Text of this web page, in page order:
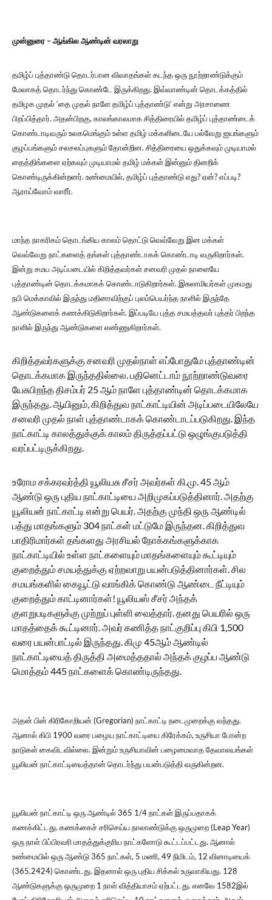
முன்னுரை – ஆங்கில ஆண்டின் வரலாறு
தமிழ்ப் புத்தாண்டு தொடர்பான விவாதங்கள் கடந்த ஒரு நூற்றாண்டுக்கும்
மேலாகத் தொடர்ந்து கொண்டே இருக்கிறது. இவ்வாண்டின் தொடக்கத்தில்
தமிழக முதல் ‘தை முதல் நாளே தமிழ்ப் புத்தாண்டு’ என்று அரசாணை
பிறப்பித்தார். அதன்பிறகு, காலங்காலமாக சித்திரையில் தமிழ்ப் புத்தாண்டைக்
கொண்டாடிவரும் உலகமெங்கும் உள்ள தமிழ் மக்களிடையே பல்வேறு ஐயங்களும்
குழப்பங்களும் சலசலப்புகளும் தோன்றின. சித்திரையை ஒதுக்கவும் முடியாமல்
தைத்திங்களை ஏற்கவும் முடியாமல் தமிழ் மக்கள் இன்னும் தினறிக்
கொண்டிருக்கின்றனர். உண்மையில், தமிழ்ப் புத்தாண்டு எது? ஏன்? எப்படி?
ஆராய்வோம் வாரீர்.
மாந்த நாகரிகம் தொடங்கிய காலம் தொட்டு வெவ்வேறு இன மக்கள்
வெவ்வேறு நாட்களைத் தங்கள் புத்தாண்டாகக் கொண்டாடி வருகிறார்கள்.
இன்று சமய அடிப்படையில் கிறித்தவர்கள் சனவரி முதல் நாளையே
புத்தாண்டின் தொடக்கமாகக் கொண்டாடுகிறார்கள். இசுலாமியர்கள் முகமது
நபி மெக்காவில் இருந்து மதினாவிற்குப் புலம்பெயர்ந்த நாளில் இருந்தே
ஆண்டுகளைக் கணக்கிடுகிறார்கள். இப்படியே புத்த சமயத்தவர் புத்தர் பிறந்த
நாளில் இருந்து ஆண்டுகளை எண்ணுகிறார்கள்.
கிறித்தவர்களுக்கு சனவரி முதல்நாள் எப்போதுமே புத்தாண்டின்
தொடக்கமாக இருந்ததில்லை. பதினெட்டாம் நூற்றாண்டுவரை
யேசுபிறந்த திசம்பர் 25 ஆம் நாளே புத்தாண்டின் தொடக்கமாக
இருந்தது. ஆயினும், கிறித்துவ நாட்காட்டியின் அடிப்படையிலேயே
சனவரி முதல் நாள் புத்தாண்டாகக் கொண்டாடப்படுகிறது. இந்த
நாட்காட்டி காலத்துக்குக் காலம் திருத்தப்பட்டு ஒழுங்குபடுத்தி
வரப்பட்டிருக்கிறது.
உரோம சக்கரவர்த்தி யூலியசு சீசர் அவர்கள் கி.மு. 45 ஆம்
ஆண்டு ஒரு புதிய நாட்காட்டியை அறிமுகப்படுத்தினார். அதற்கு
யூலியன் நாட்காட்டி என்று பெயர். அதற்கு முந்தி ஒரு ஆண்டில்
பத்து மாதங்களும் 304 நாட்கள் மட்டுமே இருந்தன. கிறித்துவ
பாதிரிமார்கள் தங்களது அரசியல் நோக்கங்களுக்காக
நாட்காட்டியில் உள்ள நாட்களையும் மாதங்களையும் கூட்டியும்
குறைத்தும் சமயத்துக்கு ஏற்றவாறு பயன்படுத்தினார்கள். சில
சமயங்களில் கையூட்டு வாங்கிக் கொண்டு ஆண்டை நீட்டியும்
குறைத்தும் காட்டினார்கள்! யூலியஸ் சீசர் அந்தக்
குளறுபடிகளுக்கு முற்றுப் புள்ளி வைத்தார். தனது பெயரில் ஒரு
மாதத்தைக் கூட்டினார். அவர் கணித்த நாட்குறிப்பு கிபி 1,500
வரை பயன்பாட்டில் இருந்தது. கிமு 45ஆம் ஆண்டில்
நாட்காட்டியைத் திருத்தி அமைத்ததால் அந்தக் குழப்ப ஆண்டு
மொத்தம் 445 நாட்களைக் கொண்டிருந்தது.
அதன் பின் கிரிகோறியன் (Gregorian) நாட்காட்டி நடைமுறைக்கு வந்தது.
ஆனால் கிபி 1900 வரை பழைய நாட்காட்டியை கிரேக்கம், உருசியா போன்ற
நாடுகள் கைவிடவில்லை. இன்றும் உருசியாவின் பழைமைவாத தேவாலயங்கள்
யூலியன் நாட்காட்டியைத்தான் தொடர்ந்து பயன்படுத்தி வருகின்றன.
யூலியன் நாட்காட்டி ஒரு ஆண்டில் 365 1/4 நாட்கள் இருப்பதாகக்
கணக்கிட்டது. கணக்கைச் சரிசெய்ய நாலாண்டுக்கு ஒருமுறை (Leap Year)
ஒரு நாள் பிப்பிரவரி மாதத்துக்குரிய நாட்களோடு கூட்டப்பட்டது. ஆனால்
உண்மையில் ஒரு ஆண்டு 365 நாட்கள், 5 மணி, 49 நிமிடம், 12 வினாடியைக்
(365.2424) கொண்டது. இதனால் ஒரு புதிய சிக்கல் உருவாகியது. 128
ஆண்டுகளுக்கு ஒருமுறை 1 நாள் வித்தியாசம் ஏற்பட்டது. எனவே 1582இல்